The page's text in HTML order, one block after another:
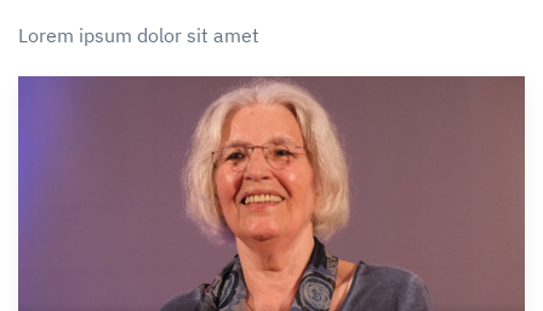
Lorem ipsum dolor sit amet